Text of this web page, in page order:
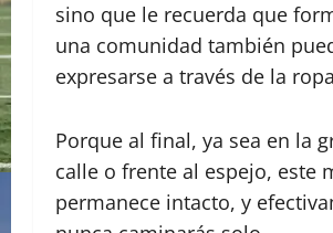
sino que le recuerda que
una comunidad también
expresarse a través de la
Porque al final, ya sea en la
calle o frente al espejo, este
permanece intacto, y